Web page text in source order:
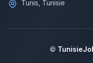
Tunis, Tunisie
©